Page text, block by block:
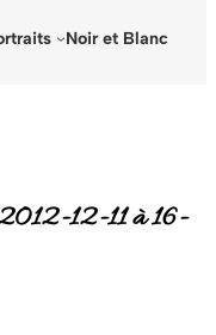
Noir et Blanc
12-11 à 16-